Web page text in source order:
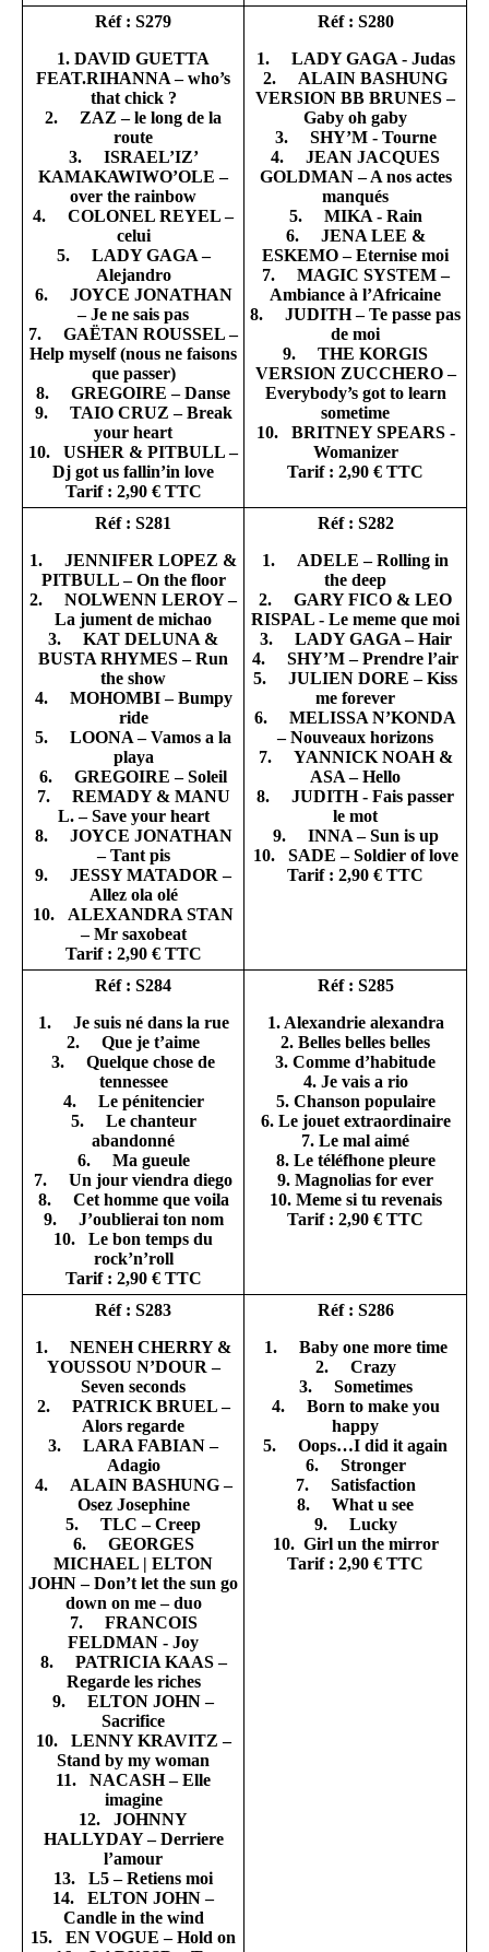
Réf : S279
1. DAVID GUETTA
FEAT.RIHANNA – who’s
that chick ?
2. ZAZ – le long de la
route
3. ISRAEL’IZ’
KAMAKAWIWO’OLE –
over the rainbow
4. COLONEL REYEL –
celui
5. LADY GAGA –
Alejandro
6. JOYCE JONATHAN
– Je ne sais pas
7. GAËTAN ROUSSEL –
Help myself (nous ne faisons
que passer)
8. GREGOIRE – Danse
9. TAIO CRUZ – Break
your heart
10. USHER & PITBULL –
Dj got us fallin’in love
Tarif : 2,90 € TTC
Réf : S280
1. LADY GAGA - Judas
2. ALAIN BASHUNG
VERSION BB BRUNES –
Gaby oh gaby
3. SHY’M - Tourne
4. JEAN JACQUES
GOLDMAN – A nos actes
manqués
5. MIKA - Rain
6. JENA LEE &
ESKEMO – Eternise moi
7. MAGIC SYSTEM –
Ambiance à l’Africaine
8. JUDITH – Te passe pas
de moi
9. THE KORGIS
VERSION ZUCCHERO –
Everybody’s got to learn
sometime
10. BRITNEY SPEARS -
Womanizer
Tarif : 2,90 € TTC
Réf : S281
1. JENNIFER LOPEZ &
PITBULL – On the floor
2. NOLWENN LEROY –
La jument de michao
3. KAT DELUNA &
BUSTA RHYMES – Run
the show
4. MOHOMBI – Bumpy
ride
5. LOONA – Vamos a la
playa
6. GREGOIRE – Soleil
7. REMADY & MANU
L. – Save your heart
8. JOYCE JONATHAN
– Tant pis
9. JESSY MATADOR –
Allez ola olé
10. ALEXANDRA STAN
– Mr saxobeat
Tarif : 2,90 € TTC
Réf : S282
1. ADELE – Rolling in
the deep
2. GARY FICO & LEO
RISPAL - Le meme que moi
3. LADY GAGA – Hair
4. SHY’M – Prendre l’air
5. JULIEN DORE – Kiss
me forever
6. MELISSA N’KONDA
– Nouveaux horizons
7. YANNICK NOAH &
ASA – Hello
8. JUDITH - Fais passer
le mot
9. INNA – Sun is up
10. SADE – Soldier of love
Tarif : 2,90 € TTC
Réf : S284
1. Je suis né dans la rue
2. Que je t’aime
3. Quelque chose de
tennessee
4. Le pénitencier
5. Le chanteur
abandonné
6. Ma gueule
7. Un jour viendra diego
8. Cet homme que voila
9. J’oublierai ton nom
10. Le bon temps du
rock’n’roll
Tarif : 2,90 € TTC
Réf : S285
1. Alexandrie alexandra
2. Belles belles belles
3. Comme d’habitude
4. Je vais a rio
5. Chanson populaire
6. Le jouet extraordinaire
7. Le mal aimé
8. Le téléfhone pleure
9. Magnolias for ever
10. Meme si tu revenais
Tarif : 2,90 € TTC
Réf : S283
1. NENEH CHERRY &
YOUSSOU N’DOUR –
Seven seconds
2. PATRICK BRUEL –
Alors regarde
3. LARA FABIAN –
Adagio
4. ALAIN BASHUNG –
Osez Josephine
5. TLC – Creep
6. GEORGES
MICHAEL | ELTON
JOHN – Don’t let the sun go
down on me – duo
7. FRANCOIS
FELDMAN - Joy
8. PATRICIA KAAS –
Regarde les riches
9. ELTON JOHN –
Sacrifice
10. LENNY KRAVITZ –
Stand by my woman
11. NACASH – Elle
imagine
12. JOHNNY
HALLYDAY – Derriere
l’amour
13. L5 – Retiens moi
14. ELTON JOHN –
Candle in the wind
15. EN VOGUE – Hold on
Réf : S286
1. Baby one more time
2. Crazy
3. Sometimes
4. Born to make you
happy
5. Oops…I did it again
6. Stronger
7. Satisfaction
8. What u see
9. Lucky
10. Girl un the mirror
Tarif : 2,90 € TTC